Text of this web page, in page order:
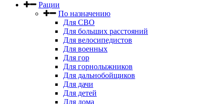
Рации
По назначению
Для СВО
Для больших расстояний
Для велосипедистов
Для военных
Для гор
Для горнолыжников
Для дальнобойщиков
Для дачи
Для детей
Для дома